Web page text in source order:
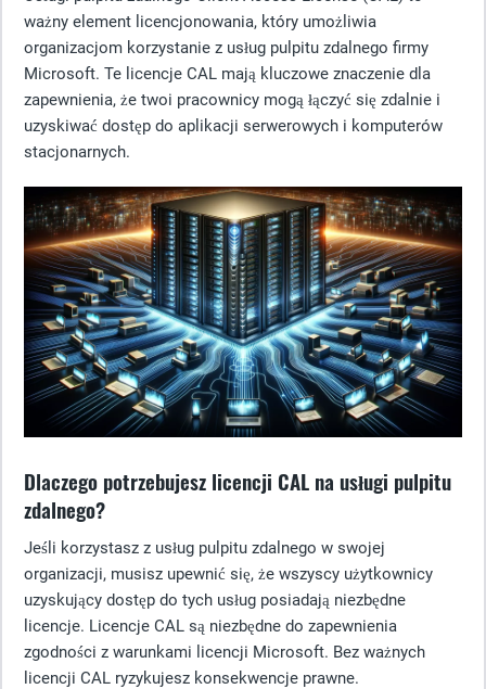
ważny element licencjonowania, który umożliwia
organizacjom korzystanie z usług pulpitu zdalnego firmy
Microsoft. Te licencje CAL mają kluczowe znaczenie dla
zapewnienia, że twoi pracownicy mogą łączyć się zdalnie i
uzyskiwać dostęp do aplikacji serwerowych i komputerów
stacjonarnych.
Dlaczego potrzebujesz licencji CAL na usługi pulpitu
zdalnego?
Jeśli korzystasz z usług pulpitu zdalnego w swojej
organizacji, musisz upewnić się, że wszyscy użytkownicy
uzyskujący dostęp do tych usług posiadają niezbędne
licencje. Licencje CAL są niezbędne do zapewnienia
zgodności z warunkami licencji Microsoft. Bez ważnych
licencji CAL ryzykujesz konsekwencje prawne.